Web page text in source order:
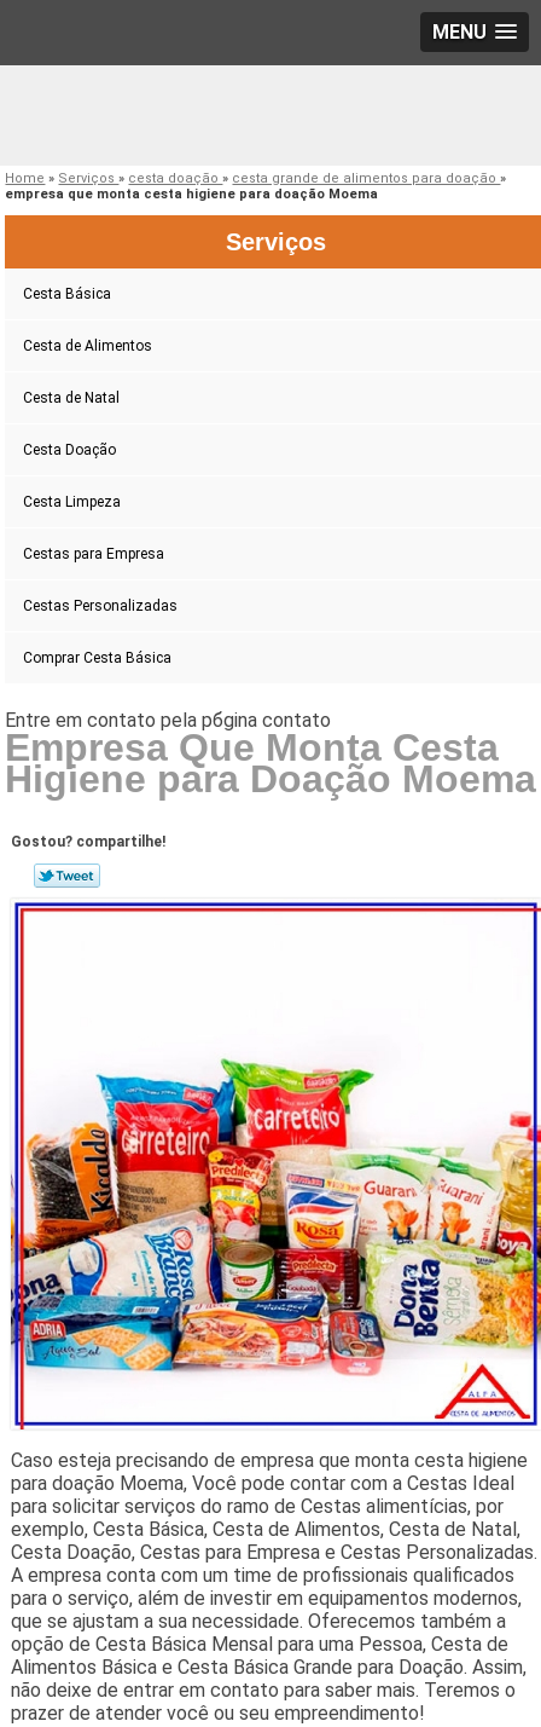
MENU
Home » Serviços» cesta doação» cesta grande de alimentos para doação»
empresa que monta cesta higiene para doação Moema
Serviços
Cesta Básica
Cesta de Alimentos
Cesta de Natal
Cesta Doação
Cesta Limpeza
Cestas para Empresa
Cestas Personalizadas
Comprar Cesta Básica
Empresa Que Monta Cesta
Higiene para Doação Moema
Gostou? compartilhe!
Caso esteja precisando de empresa que monta cesta higiene
para doação Moema, Você pode contar com a Cestas Ideal
para solicitar serviços do ramo de Cestas alimentícias, por
exemplo, Cesta Básica, Cesta de Alimentos, Cesta de Natal,
Cesta Doação, Cestas para Empresa e Cestas Personalizadas.
A empresa conta com um time de profissionais qualificados
para o serviço, além de investir em equipamentos modernos,
que se ajustam a sua necessidade. Oferecemos também a
opção de Cesta Básica Mensal para uma Pessoa, Cesta de
Alimentos Básica e Cesta Básica Grande para Doação. Assim,
não deixe de entrar em contato para saber mais. Teremos o
prazer de atender você ou seu empreendimento!